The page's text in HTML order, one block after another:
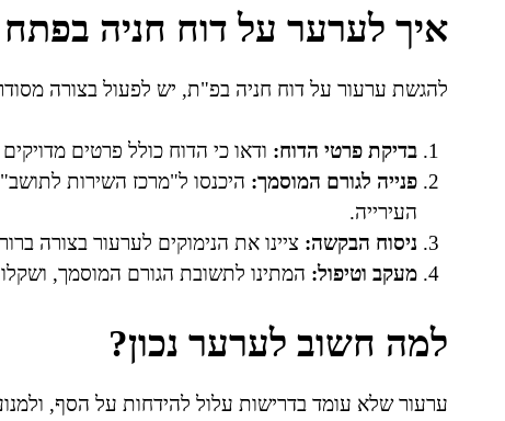
איך לערער על דוח חניה בפתח
להגשת ערעור על דוח חניה בפ"ת, יש לפעול בצורה
בדיקת פרטי הדוח: ודאו כי הדוח כולל פרטים
פנייה לגורם המוסמך: היכנסו ל"מרכז השירות
העירייה.
ניסוח הבקשה: ציינו את הנימוקים לערעור בצורה
מעקב וטיפול: המתינו לתשובת הגורם המוסמך,
למה חשוב לערער נכון?
ערעור שלא עומד בדרישות עלול להידחות על הסף,